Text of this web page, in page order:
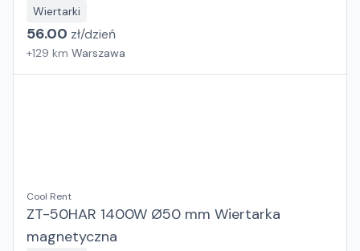
Wiertarki
56.00 zł/dzień
+129 km Warszawa
Cool Rent
ZT-50HAR 1400W Ø50 mm Wiertarka
magnetyczna